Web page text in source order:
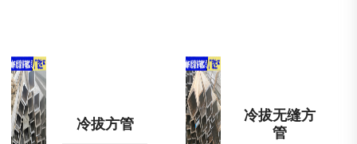
冷拔方管
冷拔无缝方
管